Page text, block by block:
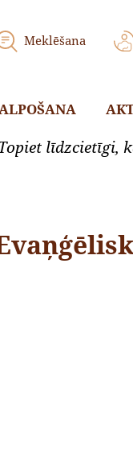
Meklēšana
līdzcietīgi,